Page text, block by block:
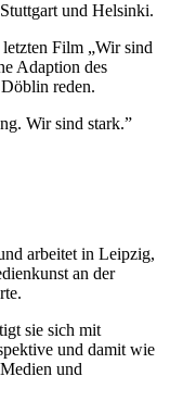
und Helsinki.
Film „Wir sind
Adaption des
reden.
Wir sind stark.”
arbeitet in Leipzig,
an der
sie sich mit
und damit wie
und